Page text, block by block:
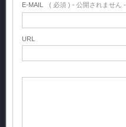
E-MAIL ( 必須 ) - 公開されません -
URL